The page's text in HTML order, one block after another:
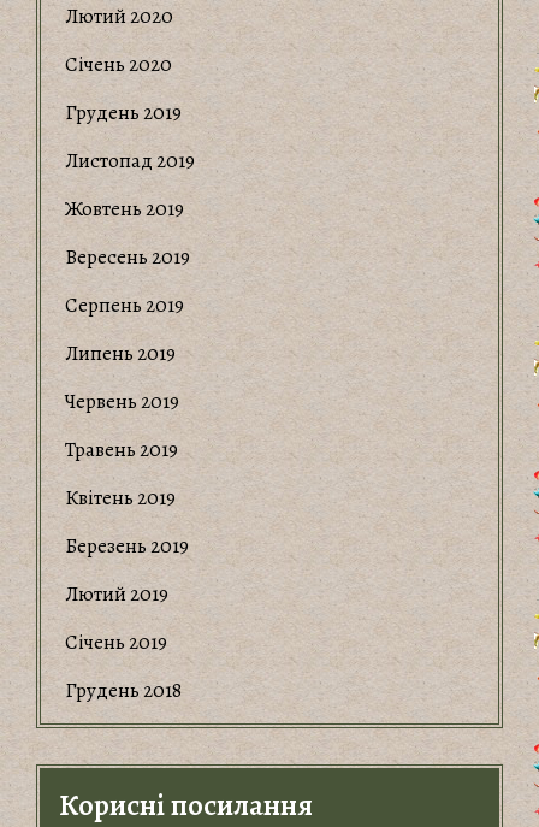
Лютий 2020
Січень 2020
Грудень 2019
Листопад 2019
Жовтень 2019
Вересень 2019
Серпень 2019
Липень 2019
Червень 2019
Травень 2019
Квітень 2019
Березень 2019
Лютий 2019
Січень 2019
Грудень 2018
Корисні посилання